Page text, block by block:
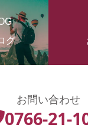
グ
お問い合わせ
0766-21-